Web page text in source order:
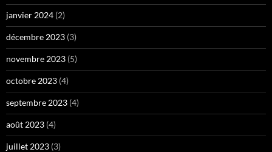
janvier 2024 (2)
décembre 2023 (3)
novembre 2023 (5)
octobre 2023 (4)
septembre 2023 (4)
août 2023 (4)
juillet 2023 (3)